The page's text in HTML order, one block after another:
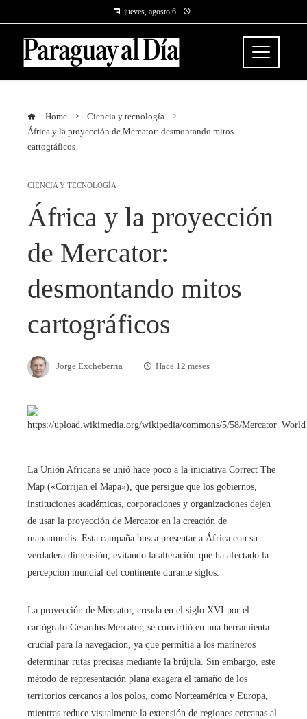
jueves, agosto 6
Home
Ciencia y tecnología
África y la proyección de Mercator: desmontando mitos
cartográficos
CIENCIA Y TECNOLOGÍA
África y la proyección
de Mercator:
desmontando mitos
cartográficos
Jorge Excheberria Hace 12 meses
La Unión Africana se unió hace poco a la iniciativa Correct The
Map («Corrijan el Mapa»), que persigue que los gobiernos,
instituciones académicas, corporaciones y organizaciones dejen
de usar la proyección de Mercator en la creación de
mapamundis. Esta campaña busca presentar a África con su
verdadera dimensión, evitando la alteración que ha afectado la
percepción mundial del continente durante siglos.
La proyección de Mercator, creada en el siglo XVI por el
cartógrafo Gerardus Mercator, se convirtió en una herramienta
crucial para la navegación, ya que permitía a los marineros
determinar rutas precisas mediante la brújula. Sin embargo, este
método de representación plana exagera el tamaño de los
territorios cercanos a los polos, como Norteamérica y Europa,
mientras reduce visualmente la extensión de regiones cercanas al